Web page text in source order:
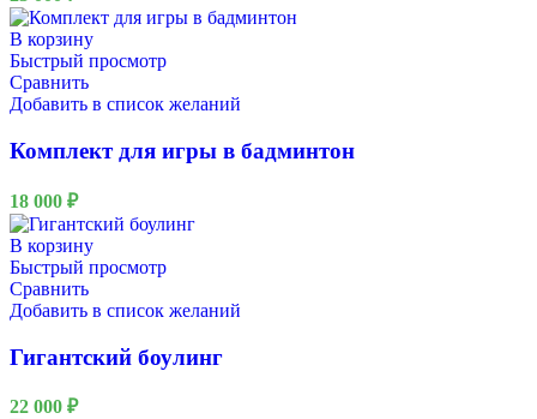
В корзину
Быстрый просмотр
Сравнить
Добавить в список желаний
Комплект для игры в бадминтон
18 000 ₽
В корзину
Быстрый просмотр
Сравнить
Добавить в список желаний
Гигантский боулинг
22 000 ₽